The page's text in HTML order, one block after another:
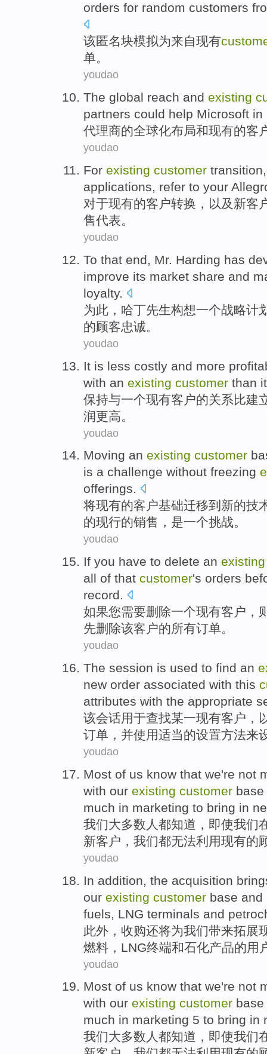
orders for random customers
该匿名块模拟为来自现有
单。
youdao
The global reach and existing
partners could help Microsoft in
代理商的全球化布局和现有的客
youdao
For existing customer transition
applications, refer to your
对于现有的客户转换 ， 以及 新客
售代表。
youdao
To that end, Mr. Harding has
improve its market share and
loyalty.
为此 ， 哈丁先生构想一个战略计
的顾客忠诚。
youdao
It is less costly and more
with an existing customer than
保持与一个现有客户的关系比建
润更高 。
youdao
Moving an existing customer
is a challenge without freezing
offerings.
将现有的客户基础迁移到 新的技
的现行的销售 ， 是一个挑战。
youdao
If you have to delete an existing
all of that customer's orders
record.
如果您需要删除一个现有客户 ，
先删除该客户的所有订单。
youdao
The session is used to find an
new order associated with this
attributes with the appropriate
该会话用于查找某一现有客户 ，
订单 ， 并使用适当的设置方法来
youdao
Most of us know that we're not
with our existing customer base
much in marketing to bring in
我们大多数 人 都知道 ， 即使我们
新客户，我们都无法利用现有的
youdao
In addition , the acquisition
our existing customer base and
fuels
LNG terminals and
此外 ， 收购还将为我们带来拓展
燃料 ， LNG终端和石化产品的用
youdao
Most of us know that we're not
with our existing customer base
much in marketing 5 to bring in
我们大多数 人 都知道 ， 即使我们